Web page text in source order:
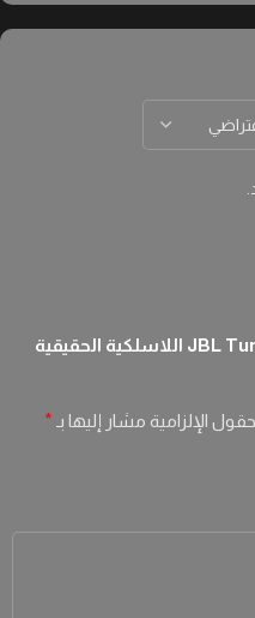
كن أول من يقيم “سماعات JBL Tune Flex اللاسلكية الحقيقية
الإلزامية مشار إليها بـ *